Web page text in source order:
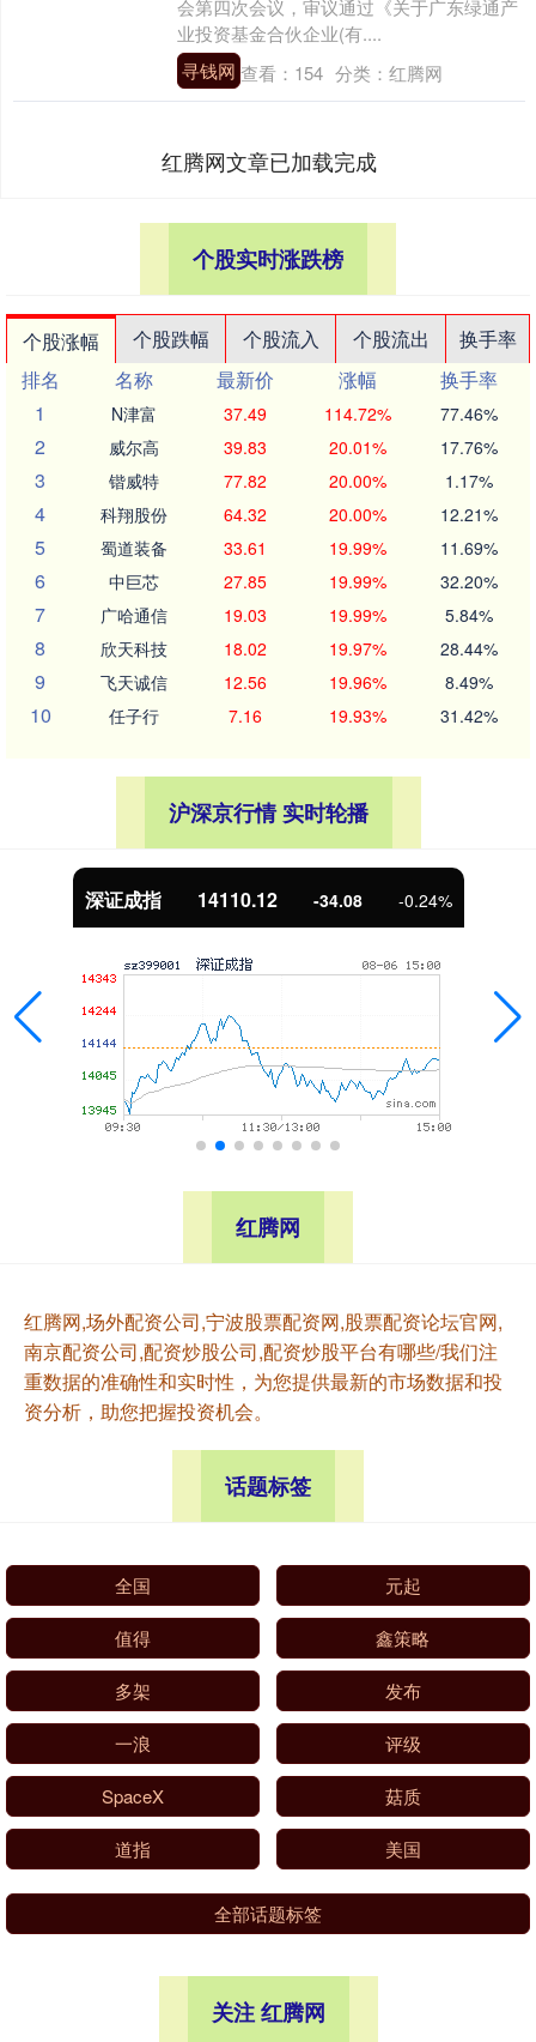
会第四次会议，审议通过《关于广东绿通产
业投资基金合伙企业(有....
寻钱网 查看： 154 分类： 红腾网
红腾网文章已加载完成
个股实时涨跌榜
个股涨幅 个股跌幅 个股流入 个股流出
换手率
排名
名称 最新价 涨幅
换手率
1
N津富 37.49 114.72% 77.46%
2 威尔高 39.83 20.01% 17.76%
3 锴威特 77.82 20.00% 1.17%
4 科翔股份 64.32 20.00% 12.21%
5 蜀道装备 33.61 19.99% 11.69%
6 中巨芯 27.85 19.99% 32.20%
7 广哈通信 19.03 19.99% 5.84%
8 欣天科技 18.02 19.97% 28.44%
9 飞天诚信 12.56 19.96% 8.49%
10 任子行 7.16 19.93% 31.42%
沪深京行情 实时轮播
深证成指 14110.12 -34.08 -0.24%
红腾网
红腾网,场外配资公司,宁波股票配资网,股票配资论坛官网,
南京配资公司,配资炒股公司,配资炒股平台有哪些/我们注
重数据的准确性和实时性，为您提供最新的市场数据和投
资分析，助您把握投资机会。
话题标签
全国 元起
值得 鑫策略
多架 发布
一浪 评级
SpaceX 菇质
道指 美国
全部话题标签
关注 红腾网